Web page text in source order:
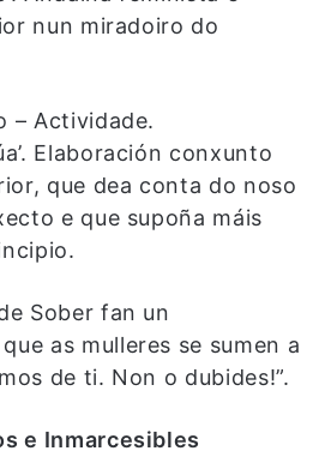
nun miradoiro do
– Actividade.
Elaboración conxunto
que dea conta do noso
e que supoña máis
Sober fan un
as mulleres se sumen a
de ti. Non o dubides!”.
e Inmarcesibles